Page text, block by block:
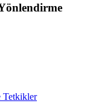
Tetkikler